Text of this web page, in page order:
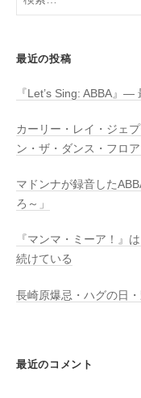
索:
最近の投稿
『Let’s Sing: ABBA』―
カーリー・レイ・ジェ
ン・ザ・ダンス・フロ
マドンナが録音した
ろ～」
『マンマ・ミーア！』
続けている
長崎原爆忌・ハグの日
最近のコメント